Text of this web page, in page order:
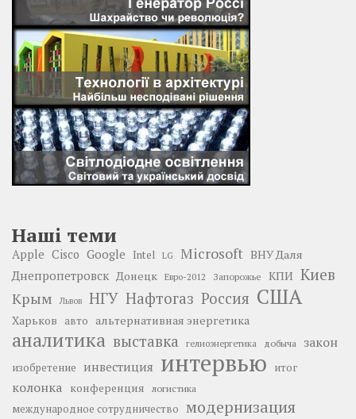
Наші теми
Apple Cisco Google Intel LG Microsoft ВНУ Даля
Днепропетровск Донецк Евро-2012 Запорожье КПИ Киев
Крым Львов НГУ Нафтогаз Россия США
Харьков авто альтернативная энергетика
аналитика выставка гелиоэнергетика добыча закон
изобретение инвестиция интервью итог
колонка конференция логистика
международное сотрудничество модернизация